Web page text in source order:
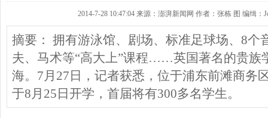
2014-7-28 10:47:04 来源：澎湃新闻网 作者：张栋 图 编缉：
摘要： 拥有游泳馆、剧场、标准足球场、8个
夫、马术等“高大上”课程……英国著名的贵族
海。7月27日，记者获悉，位于浦东前滩商务
于8月25日开学，首届将有300多名学生。